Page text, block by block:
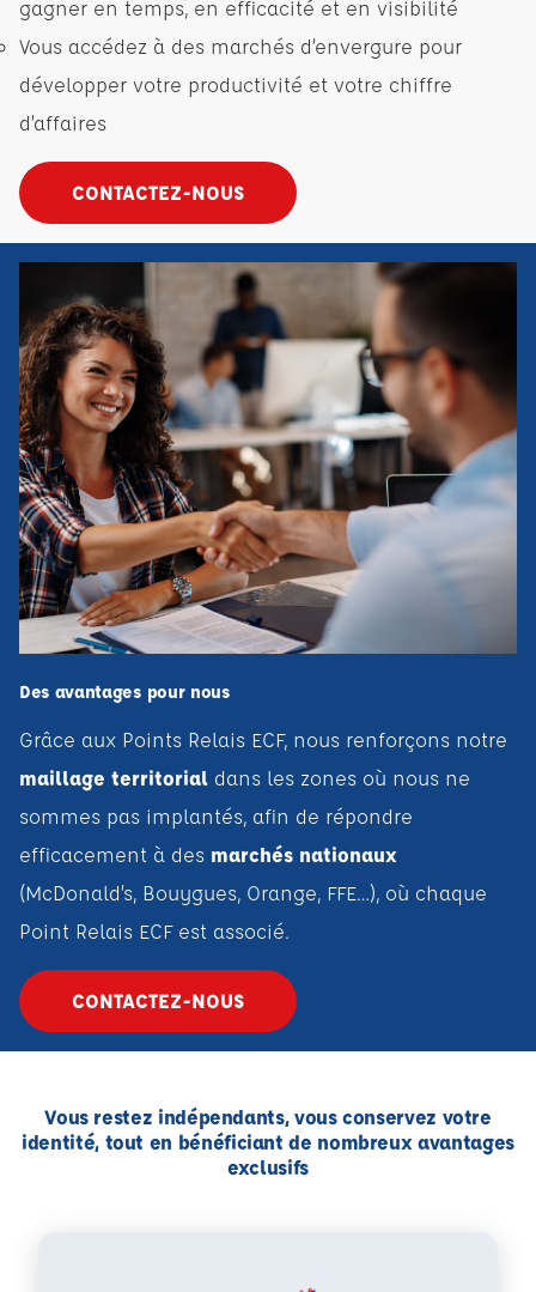
gagner en temps, en efficacité et en visibilité
Vous accédez à des marchés d’envergure pour
développer votre productivité et votre chiffre
d’affaires
CONTACTEZ-NOUS
Des avantages pour nous
Grâce aux Points Relais ECF, nous renforçons notre
maillage territorial dans les zones où nous ne
sommes pas implantés, afin de répondre
efficacement à des marchés nationaux
(McDonald’s, Bouygues, Orange, FFE…), où chaque
Point Relais ECF est associé.
CONTACTEZ-NOUS
Vous restez indépendants, vous conservez votre
identité, tout en bénéficiant de nombreux avantages
exclusifs